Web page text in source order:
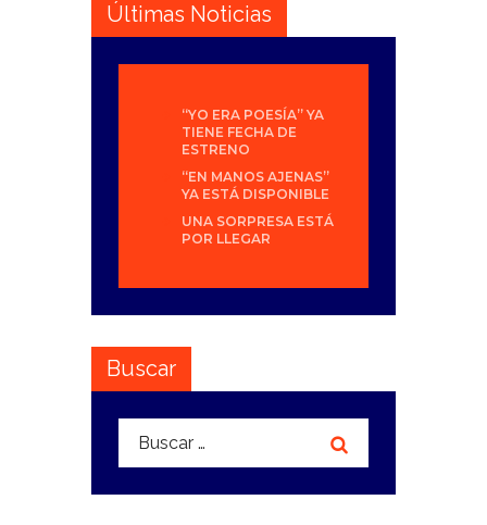
Últimas Noticias
“YO ERA POESÍA” YA
TIENE FECHA DE
ESTRENO
“EN MANOS AJENAS”
YA ESTÁ DISPONIBLE
UNA SORPRESA ESTÁ
POR LLEGAR
Buscar
Buscar: